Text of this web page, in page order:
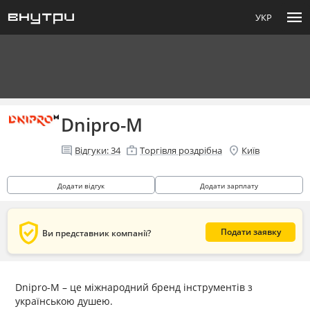
УКР menu
Dnipro-M
comment Відгуки:34 enterprise Торгівля роздрібна location_on Київ
Додати відгук Додати зарплату
verified_user Ви представник компанії? Подати заявку
Dnipro-M – це міжнародний бренд інструментів з
українською душею.